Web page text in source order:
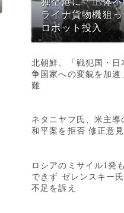
ライナ貨物機狙
ロボット投入
北朝鮮、「戦犯国・日
争国家への変貌を加速
難
ネタニヤフ氏、米主導
和平案を拒否 修正意
ロシアのミサイル1発
できず ゼレンスキー
不足を訴え